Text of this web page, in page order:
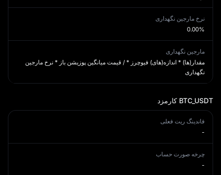
نرخ مارجین نگهداری
0.00%
مارجین نگهداری
مقدار(ها) * اندازه(های) فیوچرز * / قیمت میانگین پوزیشن باز * نرخ مارجین
نگهداری
BTC_USDT کارمزد
فاندینگ ریت فعلی
-
چرخه صورت حساب
-